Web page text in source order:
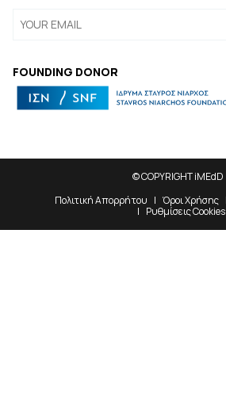
FOUNDING DONOR
© COPYRIGHT iMEdD
Πολιτική Απορρήτου
Όροι Χρήσης
Ρυθμίσεις Cookies